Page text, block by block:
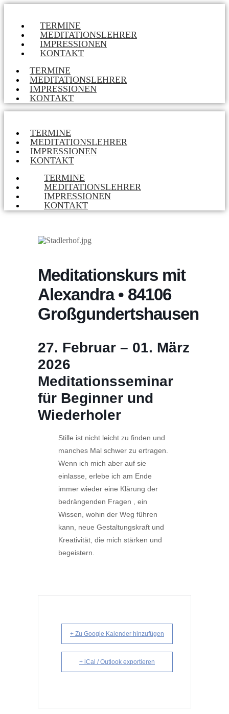
TERMINE
MEDITATIONSLEHRER
IMPRESSIONEN
KONTAKT
TERMINE
MEDITATIONSLEHRER
IMPRESSIONEN
KONTAKT
TERMINE
MEDITATIONSLEHRER
IMPRESSIONEN
KONTAKT
TERMINE
MEDITATIONSLEHRER
IMPRESSIONEN
KONTAKT
Meditationskurs mit
Alexandra • 84106
Großgundertshausen
27. Februar – 01. März
2026
Meditationsseminar
für Beginner und
Wiederholer
Stille ist nicht leicht zu finden und
manches Mal schwer zu ertragen.
Wenn ich mich aber auf sie
einlasse, erlebe ich am Ende
immer wieder eine Klärung der
bedrängenden Fragen , ein
Wissen, wohin der Weg führen
kann, neue Gestaltungskraft und
Kreativität, die mich stärken und
begeistern.
+ Zu Google Kalender hinzufügen
+ iCal / Outlook exportieren